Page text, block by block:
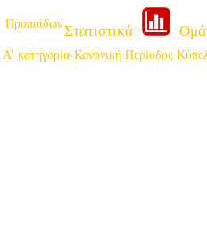
ΠροπαίδωνΣτατιστικά
Α' κατηγορία-Κανονική Περίοδος